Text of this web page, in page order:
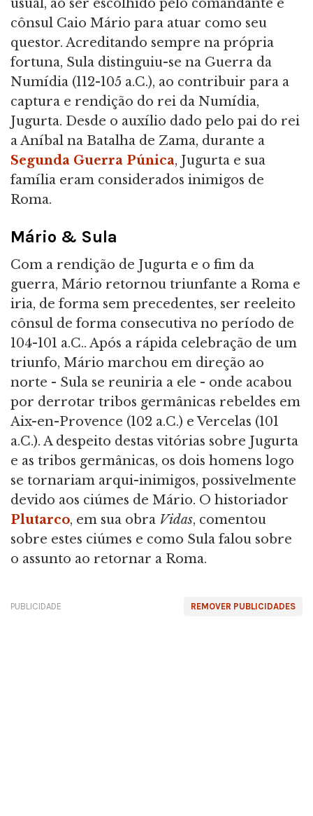
usual, ao ser escolhido pelo comandante e
cônsul Caio Mário para atuar como seu
questor. Acreditando sempre na própria
fortuna, Sula distinguiu-se na Guerra da
Numídia (112-105 a.C.), ao contribuir para a
captura e rendição do rei da Numídia,
Jugurta. Desde o auxílio dado pelo pai do rei
a Aníbal na Batalha de Zama, durante a
Segunda Guerra Púnica, Jugurta e sua
família eram considerados inimigos de
Roma.
Mário & Sula
Com a rendição de Jugurta e o fim da
guerra, Mário retornou triunfante a Roma e
iria, de forma sem precedentes, ser reeleito
cônsul de forma consecutiva no período de
104-101 a.C.. Após a rápida celebração de um
triunfo, Mário marchou em direção ao
norte - Sula se reuniria a ele - onde acabou
por derrotar tribos germânicas rebeldes em
Aix-en-Provence (102 a.C.) e Vercelas (101
a.C.). A despeito destas vitórias sobre Jugurta
e as tribos germânicas, os dois homens logo
se tornariam arqui-inimigos, possivelmente
devido aos ciúmes de Mário. O historiador
Plutarco, em sua obra Vidas, comentou
sobre estes ciúmes e como Sula falou sobre
o assunto ao retornar a Roma.
REMOVER PUBLICIDADES
PUBLICIDADE